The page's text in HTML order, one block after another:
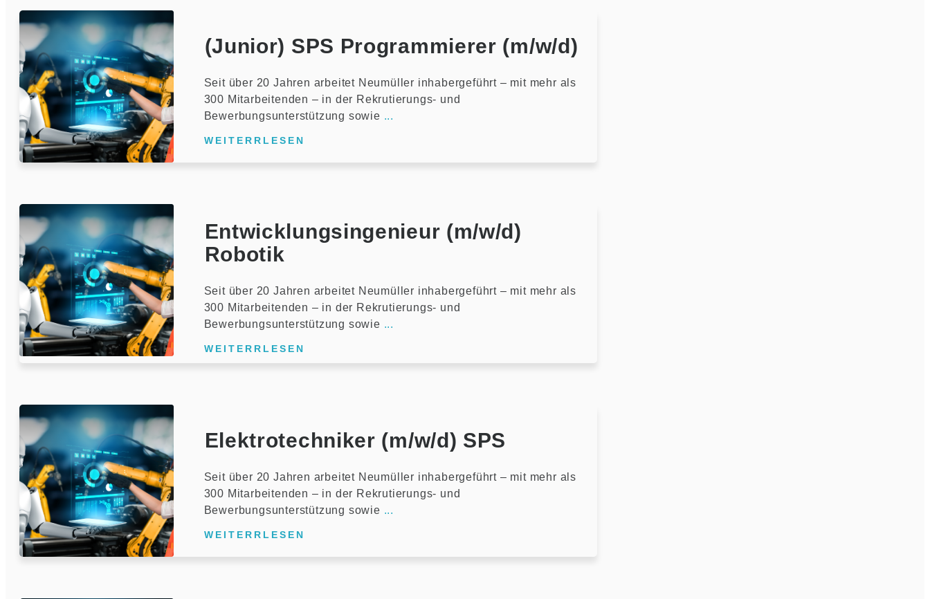
(Junior) SPS Programmierer (m/w/d)
Seit über 20 Jahren arbeitet Neumüller inhabergeführt – mit mehr als
300 Mitarbeitenden – in der Rekrutierungs- und
Bewerbungsunterstützung sowie ...
WEITERRLESEN
Entwicklungsingenieur (m/w/d)
Robotik
Seit über 20 Jahren arbeitet Neumüller inhabergeführt – mit mehr als
300 Mitarbeitenden – in der Rekrutierungs- und
Bewerbungsunterstützung sowie ...
WEITERRLESEN
Elektrotechniker (m/w/d) SPS
Seit über 20 Jahren arbeitet Neumüller inhabergeführt – mit mehr als
300 Mitarbeitenden – in der Rekrutierungs- und
Bewerbungsunterstützung sowie ...
WEITERRLESEN